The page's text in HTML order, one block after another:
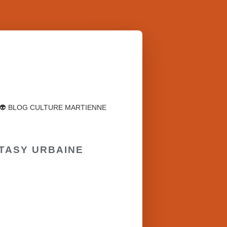
👽 BLOG CULTURE MARTIENNE
URBAINE